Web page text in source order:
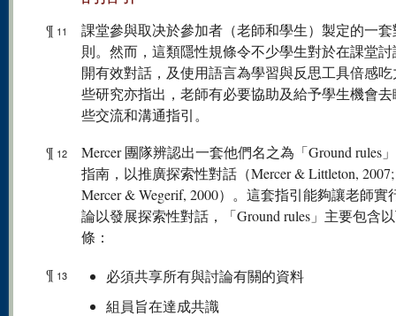
¶ 11
課堂參與取决於參加者（老師和學生）製定的一
則。然而，這類隱性規條令不少學生對於在課堂
開有效對話，及使用語言為學習與反思工具倍感
些研究亦指出，老師有必要協助及給予學生機會
些交流和溝通指引。
¶ 12
Mercer 團隊辨認出一套他們名之為「Ground rules
指南，以推廣探索性對話（Mercer & Littleton, 2007;
Mercer & Wegerif, 2000）。這套指引能夠讓老師實
論以發展探索性對話，「Ground rules」主要包含
條：
¶ 13
必須共享所有與討論有關的資料
組員旨在達成共識